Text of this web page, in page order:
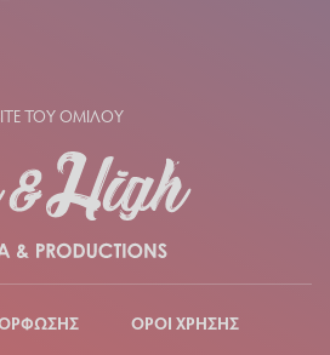
ΤΟΥ ΟΜΙΛΟΥ
ΟΡΟΙ ΧΡΗΣΗΣ